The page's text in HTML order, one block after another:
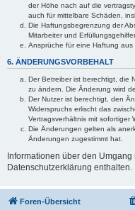
der Höhe nach auf die
auch für mittelbare Schäden,
Die Haftungsbegrenzung der
Mitarbeiter und
Ansprüche für eine Haftung
6. ÄNDERUNGSVORBEHALT
Der Betreiber ist berechtigt, die
zu ändern. Die Änderung wird
Der Nutzer ist berechtigt, den
Widerspruchs erlischt das
Vertragsverhältnis mit sofortiger
Die Änderungen gelten als
Änderungen zugestimmt hat.
Informationen über den
Datenschutzerklärung enthalten.
Foren-Übersicht